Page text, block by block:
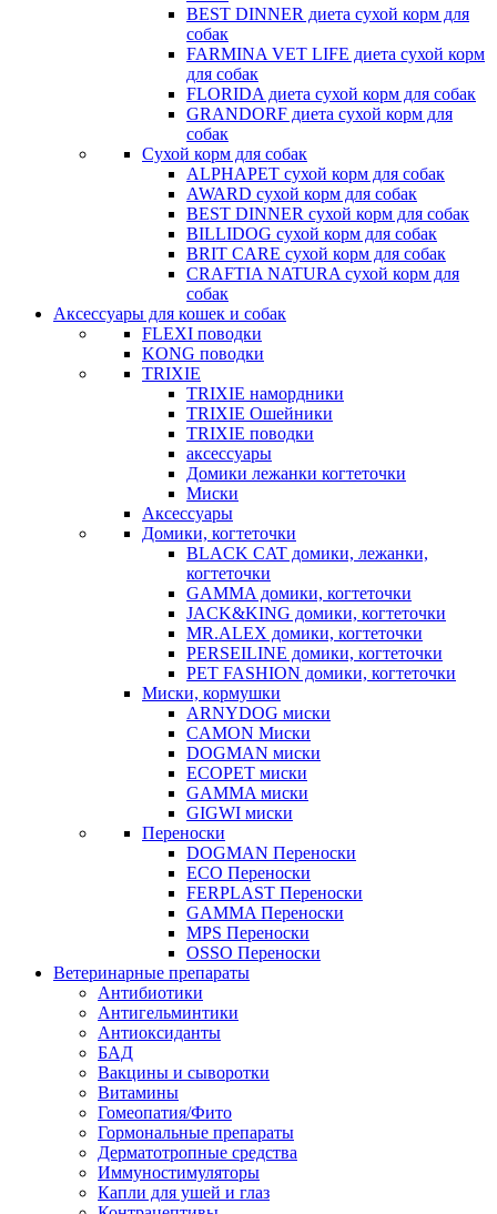
BEST DINNER диета сухой корм для
собак
FARMINA VET LIFE диета сухой корм
для собак
FLORIDA диета сухой корм для собак
GRANDORF диета сухой корм для
собак
Сухой корм для собак
ALPHAPET сухой корм для собак
AWARD сухой корм для собак
BEST DINNER сухой корм для собак
BILLIDOG cухой корм для собак
BRIT CARE сухой корм для собак
CRAFTIA NATURA сухой корм для
собак
Аксессуары для кошек и собак
FLEXI поводки
KONG поводки
TRIXIE
TRIXIE намордники
TRIXIE Ошейники
TRIXIE поводки
аксессуары
Домики лежанки когтеточки
Миски
Аксессуары
Домики, когтеточки
BLACK CAT домики, лежанки,
когтеточки
GAMMA домики, когтеточки
JACK&KING домики, когтеточки
MR.ALEX домики, когтеточки
PERSEILINE домики, когтеточки
PET FASHION домики, когтеточки
Миски, кормушки
ARNYDOG миски
CAMON Миски
DOGMAN миски
ECOPET миски
GAMMA миски
GIGWI миски
Переноски
DOGMAN Переноски
ECO Переноски
FERPLAST Переноски
GAMMA Переноски
MPS Переноски
OSSO Переноски
Ветеринарные препараты
Антибиотики
Антигельминтики
Антиоксиданты
БАД
Вакцины и сыворотки
Витамины
Гомеопатия/Фито
Гормональные препараты
Дерматотропные средства
Иммуностимуляторы
Капли для ушей и глаз